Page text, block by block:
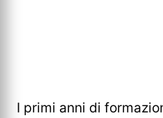
I primi anni di